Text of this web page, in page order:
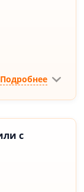
Подробнее
с